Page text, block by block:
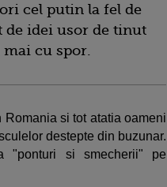
cel putin la fel de
de idei usor de tinut
cu spor.
si tot atatia oameni
destepte din buzunar.
"ponturi si smecherii" pe